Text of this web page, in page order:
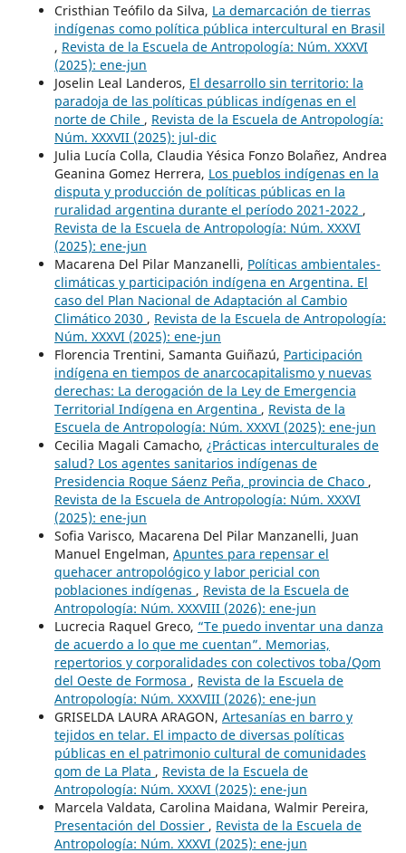
Cristhian Teófilo da Silva, La demarcación de tierras
indígenas como política pública intercultural en Brasil
, Revista de la Escuela de Antropología: Núm. XXXVI
(2025): ene-jun
Joselin Leal Landeros, El desarrollo sin territorio: la
paradoja de las políticas públicas indígenas en el
norte de Chile , Revista de la Escuela de Antropología:
Núm. XXXVII (2025): jul-dic
Julia Lucía Colla, Claudia Yésica Fonzo Bolañez, Andrea
Geanina Gomez Herrera, Los pueblos indígenas en la
disputa y producción de políticas públicas en la
ruralidad argentina durante el período 2021-2022 ,
Revista de la Escuela de Antropología: Núm. XXXVI
(2025): ene-jun
Macarena Del Pilar Manzanelli, Políticas ambientales-
climáticas y participación indígena en Argentina. El
caso del Plan Nacional de Adaptación al Cambio
Climático 2030 , Revista de la Escuela de Antropología:
Núm. XXXVI (2025): ene-jun
Florencia Trentini, Samanta Guiñazú, Participación
indígena en tiempos de anarcocapitalismo y nuevas
derechas: La derogación de la Ley de Emergencia
Territorial Indígena en Argentina , Revista de la
Escuela de Antropología: Núm. XXXVI (2025): ene-jun
Cecilia Magali Camacho, ¿Prácticas interculturales de
salud? Los agentes sanitarios indígenas de
Presidencia Roque Sáenz Peña, provincia de Chaco ,
Revista de la Escuela de Antropología: Núm. XXXVI
(2025): ene-jun
Sofia Varisco, Macarena Del Pilar Manzanelli, Juan
Manuel Engelman, Apuntes para repensar el
quehacer antropológico y labor pericial con
poblaciones indígenas , Revista de la Escuela de
Antropología: Núm. XXXVIII (2026): ene-jun
Lucrecia Raquel Greco, “Te puedo inventar una danza
de acuerdo a lo que me cuentan”. Memorias,
repertorios y corporalidades con colectivos toba/Qom
del Oeste de Formosa , Revista de la Escuela de
Antropología: Núm. XXXVIII (2026): ene-jun
GRISELDA LAURA ARAGON, Artesanías en barro y
tejidos en telar. El impacto de diversas políticas
públicas en el patrimonio cultural de comunidades
qom de La Plata , Revista de la Escuela de
Antropología: Núm. XXXVI (2025): ene-jun
Marcela Valdata, Carolina Maidana, Walmir Pereira,
Presentación del Dossier , Revista de la Escuela de
Antropología: Núm. XXXVI (2025): ene-jun